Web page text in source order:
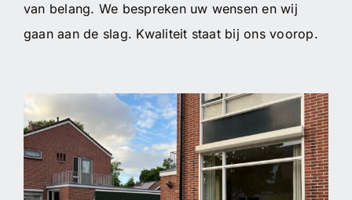
van belang. We bespreken uw wensen en wij
gaan aan de slag. Kwaliteit staat bij ons voorop.